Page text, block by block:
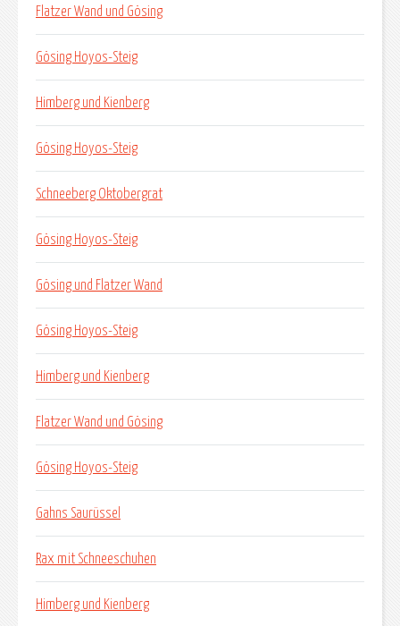
Flatzer Wand und Gösing
Gösing Hoyos-Steig
Himberg und Kienberg
Gösing Hoyos-Steig
Schneeberg Oktobergrat
Gösing Hoyos-Steig
Gösing und Flatzer Wand
Gösing Hoyos-Steig
Himberg und Kienberg
Flatzer Wand und Gösing
Gösing Hoyos-Steig
Gahns Saurüssel
Rax mit Schneeschuhen
Himberg und Kienberg